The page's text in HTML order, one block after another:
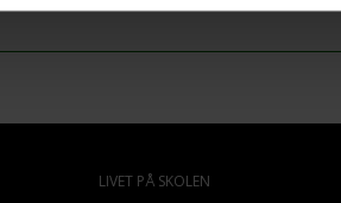
LIVET PÅ SKOLEN